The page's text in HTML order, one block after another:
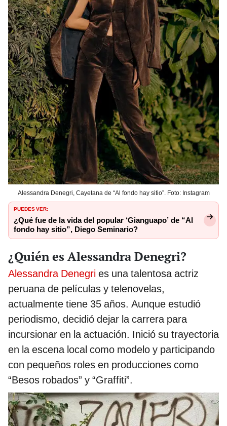
Alessandra Denegri, Cayetana de “Al fondo hay sitio”. Foto: Instagram
PUEDES VER:
¿Qué fue de la vida del popular ‘Gianguapo’ de “Al
fondo hay sitio”, Diego Seminario?
¿Quién es Alessandra Denegri?
Alessandra Denegri es una talentosa actriz
peruana de películas y telenovelas,
actualmente tiene 35 años. Aunque estudió
periodismo, decidió dejar la carrera para
incursionar en la actuación. Inició su trayectoria
en la escena local como modelo y participando
con pequeños roles en producciones como
“Besos robados” y “Graffiti”.